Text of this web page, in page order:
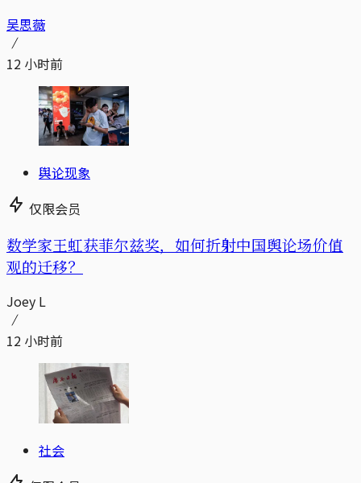
吴思薇
12 小时前
舆论现象
仅限会员
数学家王虹获菲尔兹奖，如何折射中国舆论场价值
观的迁移？
Joey L
12 小时前
社会